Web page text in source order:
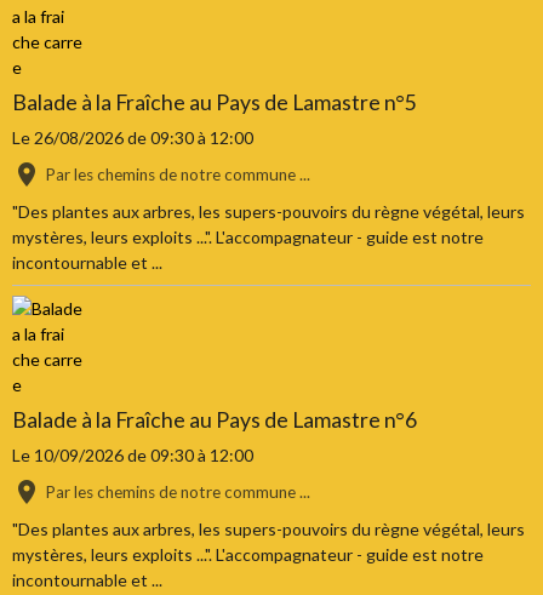
Balade à la Fraîche au Pays de Lamastre n°5
Le 26/08/2026de 09:30à 12:00
Par les chemins de notre commune ...
"Des plantes aux arbres, les supers-pouvoirs du règne végétal, leurs
mystères, leurs exploits ...". L'accompagnateur - guide est notre
incontournable et ...
Balade à la Fraîche au Pays de Lamastre n°6
Le 10/09/2026de 09:30à 12:00
Par les chemins de notre commune ...
"Des plantes aux arbres, les supers-pouvoirs du règne végétal, leurs
mystères, leurs exploits ...". L'accompagnateur - guide est notre
incontournable et ...